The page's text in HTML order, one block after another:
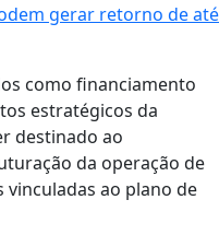
gerar retorno de até
como financiamento
estratégicos da
destinado ao
da operação de
vinculadas ao plano de